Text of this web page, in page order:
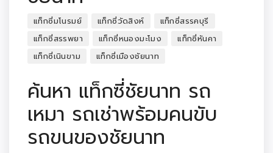
แท็กซี่มโนรมย์ แท็กซี่วัดสิงห์
แท็กซี่สรรคบุรี
แท็กซี่สรรพยา
แท็กซี่หนองมะโมง
แท็กซี่หันคา
แท็กซี่เนินขาม
แท็กซี่เมืองชัยนาท
ค้นหา แท็กซี่ชัยนาท รถ
เหมา รถเช่าพร้อมคนขับ
รถขนของชัยนาท